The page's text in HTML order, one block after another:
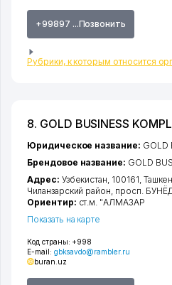
+99897 ...Позвонить
Рубрики, к которым относится
8. GOLD BUSINESS
Код страны: +998
E-mail: gbksavdo@rambler.ru
buran.uz
Юридическое название: GOLD
Брендовое название: GOLD
Адрес: Узбекистан, 100161,
Чиланзарский район просп.
Ориентир: ст.м. "АЛМАЗАР
Показать на карте